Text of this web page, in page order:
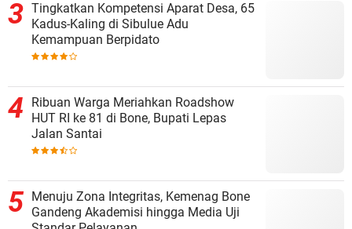
Tingkatkan Kompetensi Aparat Desa, 65
Kadus-Kaling di Sibulue Adu
Kemampuan Berpidato
Ribuan Warga Meriahkan Roadshow
HUT RI ke 81 di Bone, Bupati Lepas
Jalan Santai
Menuju Zona Integritas, Kemenag Bone
Gandeng Akademisi hingga Media Uji